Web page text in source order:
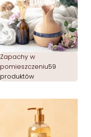
Zapachy w
pomieszczeniu59
produktów